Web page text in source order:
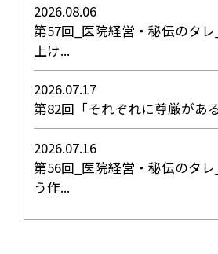
2026.08.06
第57回_医院経営・秘伝のタ
上け...
2026.07.17
第82回「それぞれに尊厳がある
2026.07.16
第56回_医院経営・秘伝のタ
う作...